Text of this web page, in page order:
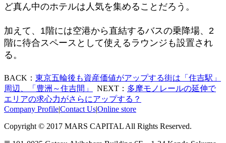
ど真ん中のホテルは人気を集めることだろう。
加えて、1階には空港から直結するバスの乗降場、2
階に待合スペースとして使えるラウンジも設置され
る。
BACK： 東京五輪後も資産価値がアップする街は「住吉駅」
周辺、「豊洲～住吉間」
NEXT： 多摩モノレールの延伸で
エリアの求心力がさらにアップする？
Company Profile|Contact Us|Online store
Copyright © 2017 MARS CAPITAL All Rights Reserved.